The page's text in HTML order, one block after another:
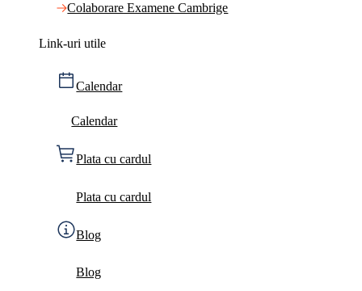
Colaborare Examene Cambrige
Link-uri utile
Calendar
Calendar
Plata cu cardul
Plata cu cardul
Blog
Blog